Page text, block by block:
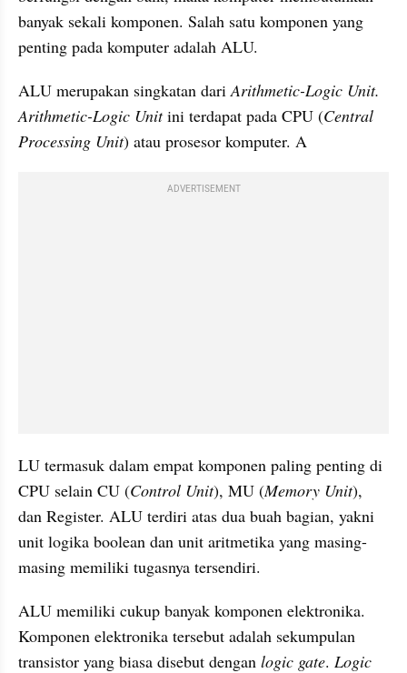
banyak sekali komponen. Salah satu komponen yang
penting pada komputer adalah ALU.
ALU merupakan singkatan dari Arithmetic-Logic Unit.
Arithmetic-Logic Unit ini terdapat pada CPU (Central
Processing Unit) atau prosesor komputer. A
ADVERTISEMENT
LU termasuk dalam empat komponen paling penting di
CPU selain CU (Control Unit), MU (Memory Unit),
dan Register. ALU terdiri atas dua buah bagian, yakni
unit logika boolean dan unit aritmetika yang masing-
masing memiliki tugasnya tersendiri.
ALU memiliki cukup banyak komponen elektronika.
Komponen elektronika tersebut adalah sekumpulan
transistor yang biasa disebut dengan logic gate. Logic